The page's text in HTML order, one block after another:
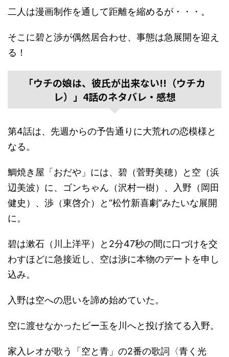
二人は漫画制作を通して距離を縮めるが・・・。
そこに碧と渉が偶然居合わせ、事態は急展開を迎え
る！
「ウチの娘は、彼氏が出来ない!!（ウチカ
レ）」4話のネタバレ・感想
第4話は、先週からの予告通りに大荒れの恋模様と
なる。
鯛焼き屋「おだや」には、碧（菅野美穂）と空（浜
辺美波）に、ゴンちゃん（沢村一樹）、入野（岡田
健史）、渉（東啓介）と“松竹新喜劇”みたいな展開
に。
碧は漱石（川上洋平）と2分47秒の間に口づけを交
わすほどに急接近し、空は渉に本物のデートを申し
込み。
入野は空への思いを諦め始めていた。
空に渡せなかったビー玉を川へと投げ捨てる入野。
家入レオが歌う「空と青」の2番の歌詞〈青く光